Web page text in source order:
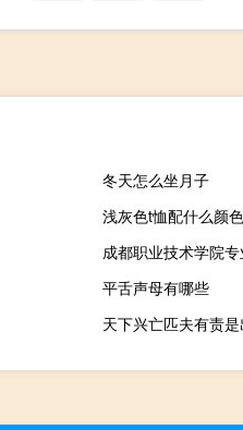
冬天怎么坐月子
浅灰色t恤配什么颜
成都职业技术学院专
平舌声母有哪些
天下兴亡匹夫有责